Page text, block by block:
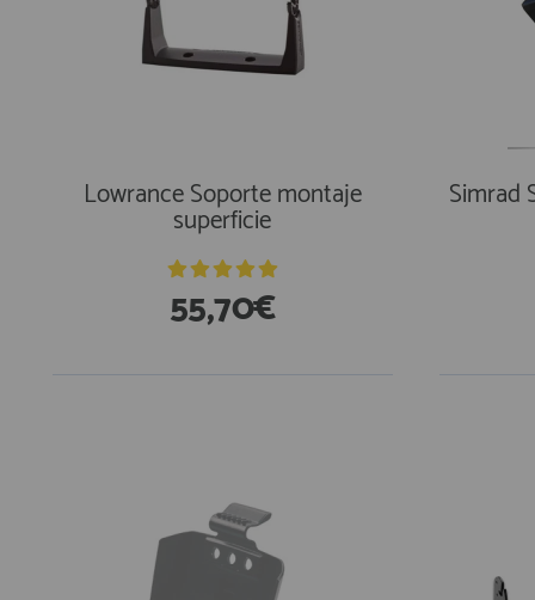
Lowrance Soporte montaje
superficie
55,70€
Simrad